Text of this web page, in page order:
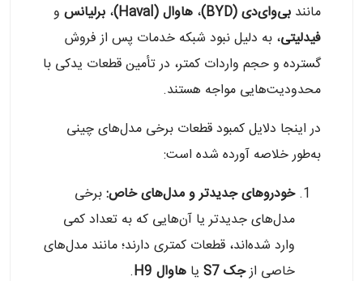
مانند بی‌وای‌دی (BYD) ، هاوال (Haval) ، برلیانس و
فیدلیتی، به دلیل نبود شبکه خدمات پس از فروش
گسترده و حجم واردات کمتر، در تأمین قطعات یدکی با
محدودیت‌هایی مواجه هستند.
در اینجا دلایل کمبود قطعات برخی مدل‌های چینی
به‌طور خلاصه آورده شده است:
خودروهای جدیدتر و مدل‌های خاص:برخی
مدل‌های جدیدتر یا آن‌هایی که به تعداد کمی
وارد شده‌اند، قطعات کمتری دارند؛ مانند مدل‌های
خاصی ازجک S7 یا هاوال H9
.